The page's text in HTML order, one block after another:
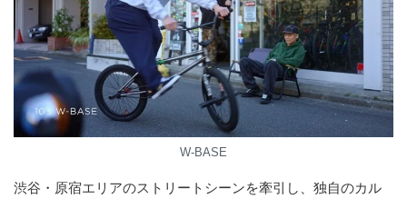
W-BASE
渋谷・原宿エリアのストリートシーンを牽引し、独自のカル